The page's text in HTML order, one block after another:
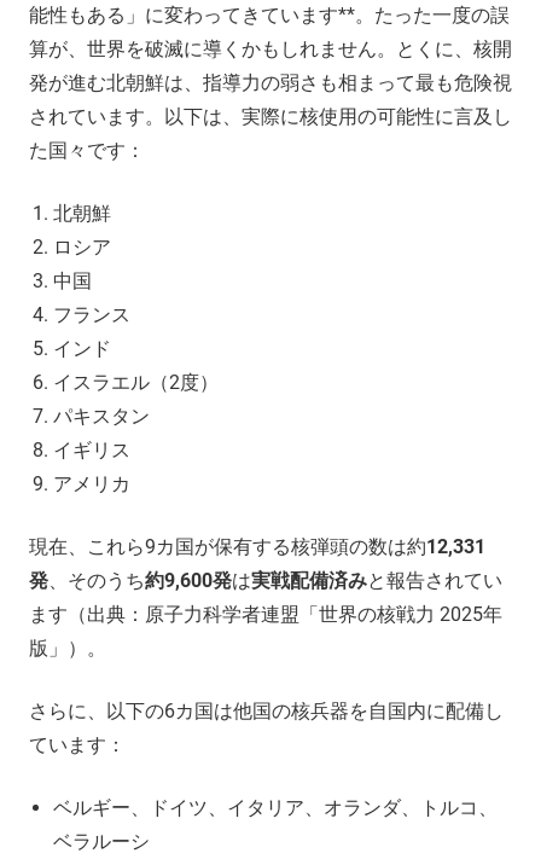
能性もある」に変わってきています**。たった一度の誤
算が、世界を破滅に導くかもしれません。とくに、核開
発が進む北朝鮮は、指導力の弱さも相まって最も危険視
されています。以下は、実際に核使用の可能性に言及し
た国々です：
北朝鮮
ロシア
中国
フランス
インド
イスラエル（2度）
パキスタン
イギリス
アメリカ
現在、これら9カ国が保有する核弾頭の数は約12,331
発、そのうち約9,600発は実戦配備済みと報告されてい
ます（出典：原子力科学者連盟「世界の核戦力 2025年
版」）。
さらに、以下の6カ国は他国の核兵器を自国内に配備し
ています：
ベルギー、ドイツ、イタリア、オランダ、トルコ、
ベラルーシ